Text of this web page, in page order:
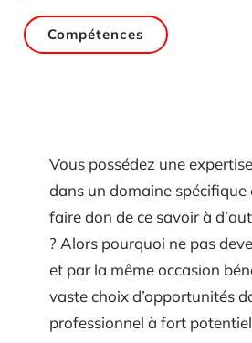
Compétences
Vous possédez une
dans un domaine spécifique
faire don de ce savoir à
? Alors pourquoi ne pas
et par la même occasion
vaste choix d’opportunités
professionnel à fort